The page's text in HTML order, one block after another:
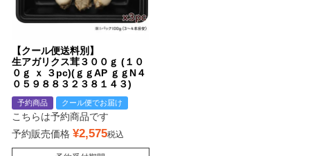
【クール便送料別】
生アガリクス茸３００ｇ (１０
０ｇ ｘ ３pc)(ｇｇAP ｇｇN４
０５９８８３２３８１４３)
予約商品 クール便でお届け
こちらは予約商品です
予約販売価格 ¥2,575税込